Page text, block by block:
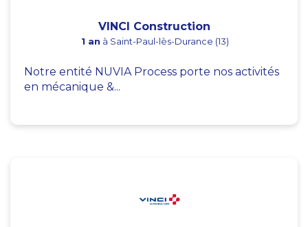
VINCI Construction
1 an à Saint-Paul-lès-Durance (13)
Notre entité NUVIA Process porte nos activités
en mécanique &...